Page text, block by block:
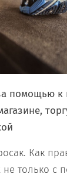
помощью к
Как
не только с